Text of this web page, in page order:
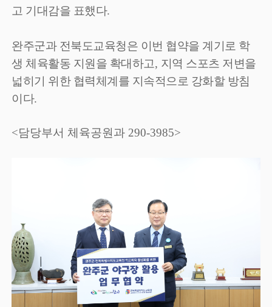
고 기대감을 표했다.
완주군과 전북도교육청은 이번 협약을 계기로 학
생 체육활동 지원을 확대하고, 지역 스포츠 저변을
넓히기 위한 협력체계를 지속적으로 강화할 방침
이다.
<담당부서 체육공원과 290-3985>